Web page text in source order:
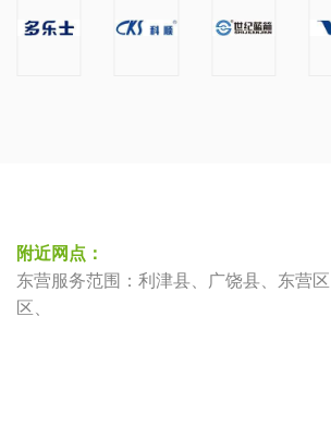
附近网点：
东营服务范围：利津县、广饶县、东营
区、